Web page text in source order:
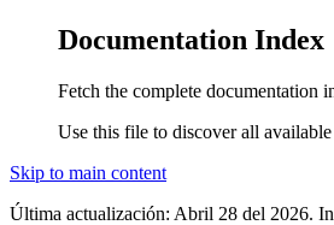
Documentation Index
Fetch the complete documentation
Use this file to discover all
Skip to main content
Última actualización: Abril 28 del 2026.